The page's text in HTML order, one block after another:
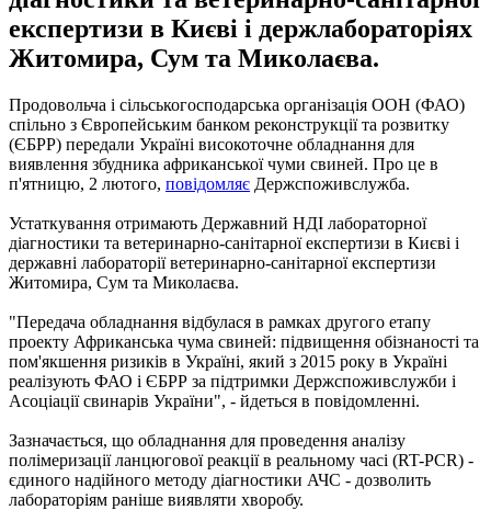
експертизи в Києві і держлабораторіях
Житомира, Сум та Миколаєва.
Продовольча і сільськогосподарська організація ООН (ФАО)
спільно з Європейським банком реконструкції та розвитку
(ЄБРР) передали Україні високоточне обладнання для
виявлення збудника африканської чуми свиней. Про це в
п'ятницю, 2 лютого, повідомляє Держспоживслужба.
Устаткування отримають Державний НДІ лабораторної
діагностики та ветеринарно-санітарної експертизи в Києві і
державні лабораторії ветеринарно-санітарної експертизи
Житомира, Сум та Миколаєва.
"Передача обладнання відбулася в рамках другого етапу
проекту Африканська чума свиней: підвищення обізнаності та
пом'якшення ризиків в Україні, який з 2015 року в Україні
реалізують ФАО і ЄБРР за підтримки Держспоживслужби і
Асоціації свинарів України", - йдеться в повідомленні.
Зазначається, що обладнання для проведення аналізу
полімеризації ланцюгової реакції в реальному часі (RT-PCR) -
єдиного надійного методу діагностики АЧС - дозволить
лабораторіям раніше виявляти хворобу.